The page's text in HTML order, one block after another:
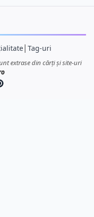
│ Tag-uri
extrase din cărți și site-uri